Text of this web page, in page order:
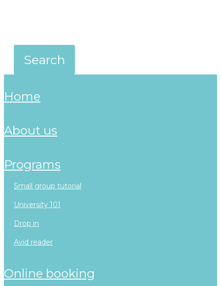
home
about us
programs
small group tutorial
university 101
drop in
avid reader
online booking